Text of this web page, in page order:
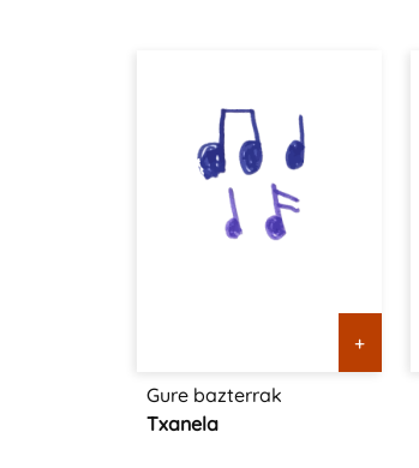
+
Gure bazterrak
Txanela